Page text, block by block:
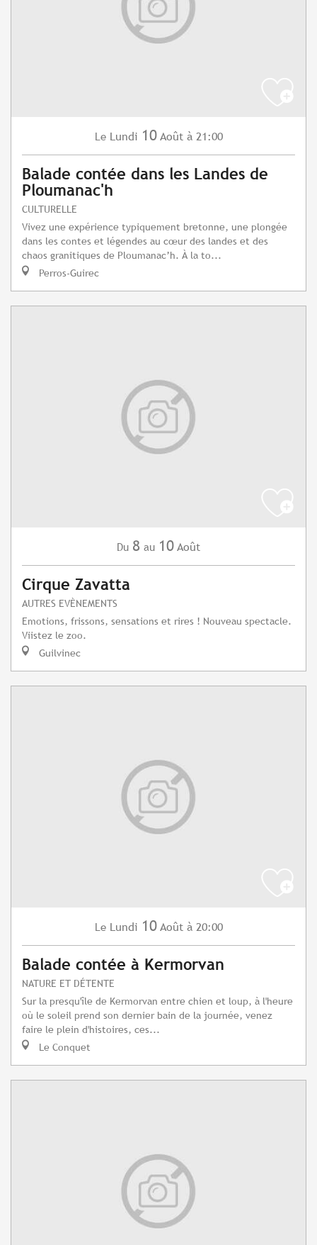
Le Lundi 10 Août à 21:00
Balade contée dans les Landes de
Ploumanac'h
CULTURELLE
Vivez une expérience typiquement bretonne, une plongée
dans les contes et légendes au cœur des landes et des
chaos granitiques de Ploumanac’h. À la to...
Perros-Guirec
Du 8 au 10 Août
Cirque Zavatta
AUTRES EVÈNEMENTS
Emotions, frissons, sensations et rires ! Nouveau spectacle.
Viistez le zoo.
Guilvinec
Le Lundi 10 Août à 20:00
Balade contée à Kermorvan
NATURE ET DÉTENTE
Sur la presqu'île de Kermorvan entre chien et loup, à l'heure
où le soleil prend son dernier bain de la journée, venez
faire le plein d'histoires, ces...
Le Conquet